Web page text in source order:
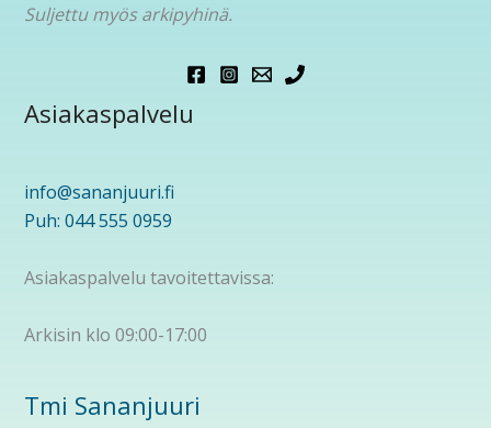
Suljettu myös arkipyhinä.
Asiakaspalvelu
info@sananjuuri.fi
Puh: 044 555 0959
Asiakaspalvelu tavoitettavissa:
Arkisin klo 09:00-17:00
Tmi Sananjuuri